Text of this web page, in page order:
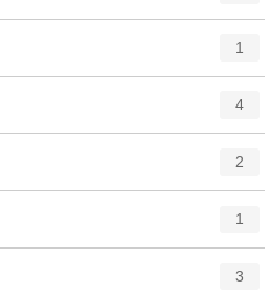
1
4
2
1
3